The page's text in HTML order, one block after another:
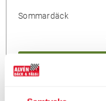
Sommardäck